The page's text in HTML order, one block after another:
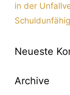
in der
Neueste
Archive